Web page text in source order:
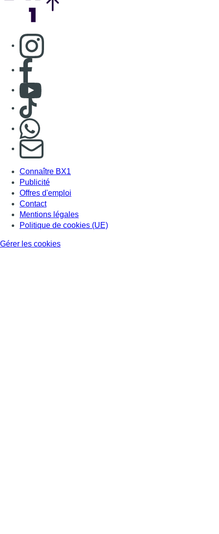
Consulter page Instagram
Consulter page Facebook
Consulter Youtube
Consulter TikTok
S'abonner à notre newsletter
Connaître BX1
Publicité
Offres d'emploi
Contact
Mentions légales
Politique de cookies (UE)
Gérer les cookies